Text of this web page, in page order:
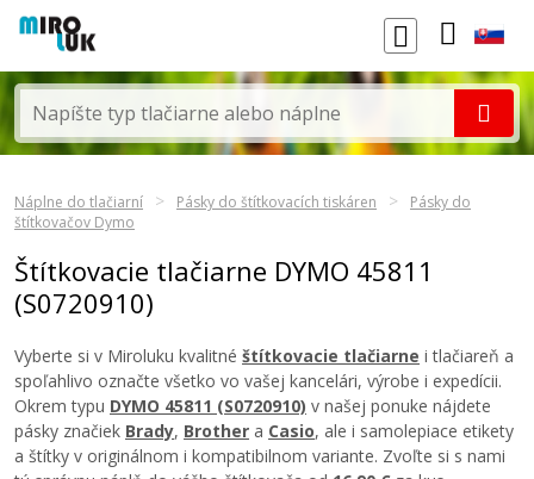
Náplne do tlačiarní Pásky do štítkovacích tiskáren
Pásky do
štítkovačov Dymo
Štítkovacie tlačiarne DYMO 45811
(S0720910)
Vyberte si v Miroluku kvalitné štítkovacie tlačiarne i tlačiareň a
spoľahlivo označte všetko vo vašej kancelári, výrobe i expedícii.
Okrem typu DYMO 45811 (S0720910) v našej ponuke nájdete
pásky značiek Brady, Brother a Casio, ale i samolepiace etikety
a štítky v originálnom i kompatibilnom variante. Zvoľte si s nami